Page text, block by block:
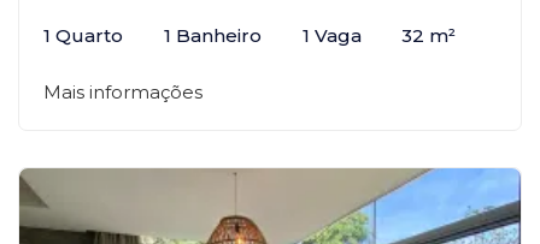
1 Quarto 1 Banheiro 1 Vaga 32 m²
Mais informações